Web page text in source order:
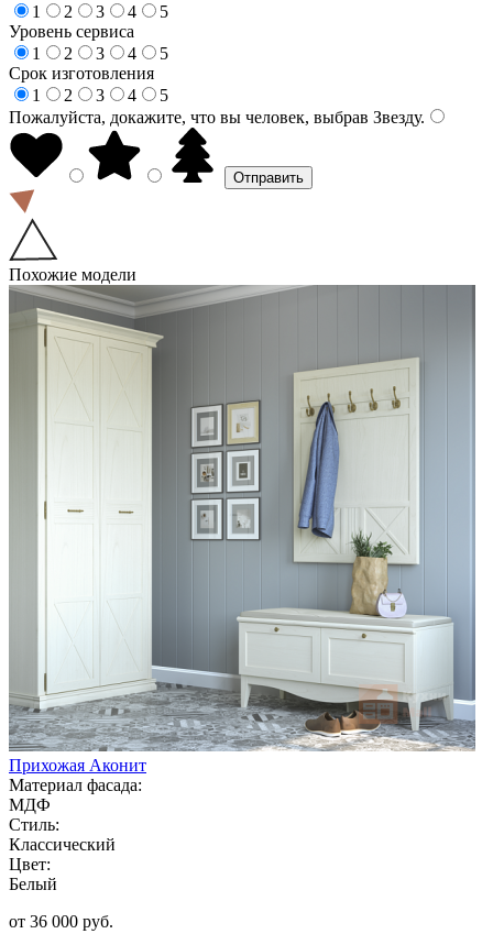
1
2 3 4
5
Уровень сервиса
1
2 3 4
5
Срок изготовления
1
2 3 4
5
Пожалуйста, докажите, что вы человек, выбрав Звезду.
Похожие модели
Прихожая Аконит
Материал фасада:
МДФ
Стиль:
Классический
Цвет:
Белый
от 36 000 руб.